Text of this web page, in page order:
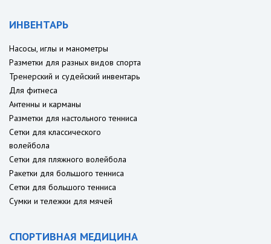
ИНВЕНТАРЬ
Насосы, иглы и манометры
Разметки для разных видов спорта
Тренерский и судейский инвентарь
Для фитнеса
Антенны и карманы
Разметки для настольного тенниса
Сетки для классического
волейбола
Сетки для пляжного волейбола
Ракетки для большого тенниса
Сетки для большого тенниса
Сумки и тележки для мячей
СПОРТИВНАЯ МЕДИЦИНА